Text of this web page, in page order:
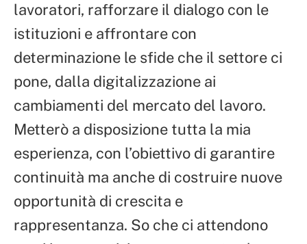
lavoratori, rafforzare il dialogo con le
istituzioni e affrontare con
determinazione le sfide che il settore ci
pone, dalla digitalizzazione ai
cambiamenti del mercato del lavoro.
Metterò a disposizione tutta la mia
esperienza, con l’obiettivo di garantire
continuità ma anche di costruire nuove
opportunità di crescita e
rappresentanza. So che ci attendono